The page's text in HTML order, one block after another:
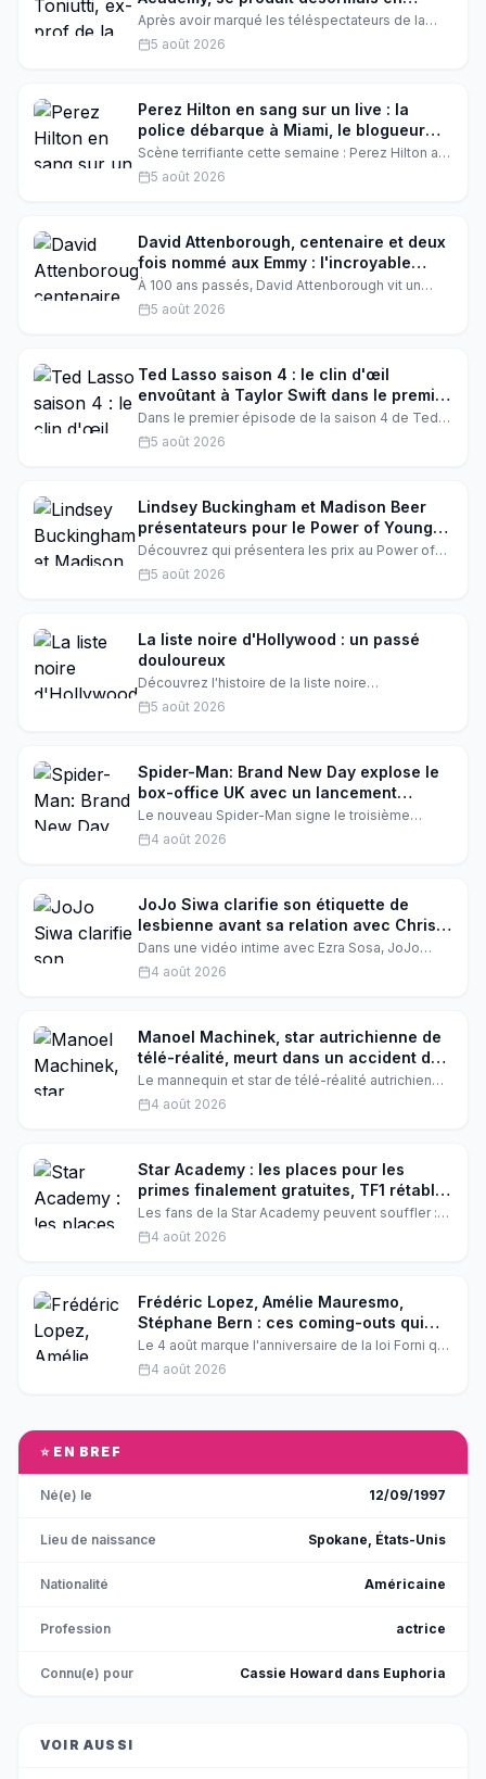
camping : l'incroyable reconversion
Après avoir marqué les téléspectateurs de la
Star Academy, Adeline Toniutti surprend en
choisissant un cadre bien différent de la scène
camping en Bretagne, une reconversion qui
émeut ses fans.
5 août 2026
Perez Hilton en sang sur un live : la
police débarque à Miami, le blogueur
hospitalisé
Scène terrifiante cette semaine : Perez Hilton a
été filmé couvert de sang, semblant se mutiler
en direct. Les autorités ont été dépêchées à son
d'inquiétude chez ses fans.
5 août 2026
David Attenborough, centenaire et deux
fois nommé aux Emmy : l'incroyable
consécration du naturaliste préféré des
Français
À 100 ans passés, David Attenborough vit un
rêve éveillé : deux nominations aux Emmy
Awards pour sa narration exceptionnelle. Le
émouvante pour une légende vivante.
5 août 2026
Ted Lasso saison 4 : le clin d'œil
envoûtant à Taylor Swift dans le premier
épisode
Dans le premier épisode de la saison 4 de Ted
Lasso, Rebecca Welton brille de mille feux,
littéralement. Hannah Waddingham rend un
mêle football, amitié et pop culture.
5 août 2026
Lindsey Buckingham et Madison Beer
présentateurs pour le Power of Young
Hollywood
Découvrez qui présentera les prix au Power of
Young Hollywood cette année. Lindsey
Buckingham et Madison Beer sont parmi les
5 août 2026
La liste noire d'Hollywood : un passé
douloureux
Découvrez l'histoire de la liste noire
d'Hollywood, un épisode sombre de l'histoire du
cinéma américain. Une nouvelle rétrospective au
5 août 2026
Spider-Man: Brand New Day explose le
box-office UK avec un lancement
historique à 36,4 millions de livres
Le nouveau Spider-Man signe le troisième
meilleur démarrage de l'histoire au Royaume-Uni
et en Irlande, avec 36,4 millions de livres
blockbusters de tous les temps.
4 août 2026
JoJo Siwa clarifie son étiquette de
lesbienne avant sa relation avec Chris
Hughes
Dans une vidéo intime avec Ezra Sosa, JoJo
Siwa revient sur son coming-out et sa relation
avec Chris Hughes, expliquant pourquoi elle se
4 août 2026
Manoel Machinek, star autrichienne de
télé-réalité, meurt dans un accident de
voiture à 37 ans
Le mannequin et star de télé-réalité autrichien
Manoel Machinek est décédé à 37 ans des
suites d'un accident de la route. Une disparition
4 août 2026
Star Academy : les places pour les
primes finalement gratuites, TF1 rétablit
la vérité
Les fans de la Star Academy peuvent souffler :
malgré les rumeurs insistantes, l'accès aux
primes reste totalement gratuit. TF1 dément
4 août 2026
Frédéric Lopez, Amélie Mauresmo,
Stéphane Bern : ces coming-outs qui
ont bouleversé les fans
Le 4 août marque l'anniversaire de la loi Forni qui
a dépénalisé l'homosexualité en France en 1982.
L'occasion de revenir sur les déclarations
ému leurs admirateurs en révélant leur
4 août 2026
⭐ EN BREF
Né(e) le 12/09/1997
Lieu de naissance Spokane, États-Unis
Nationalité Américaine
Profession actrice
Connu(e) pour Cassie Howard dans Euphoria
VOIR AUSSI